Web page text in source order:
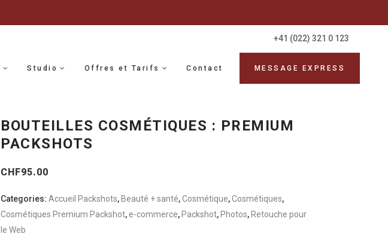
+41 (022) 321 0 123
Studio Offres et Tarifs Contact MESSAGE EXPRESS
BOUTEILLES COSMÉTIQUES : PREMIUM
PACKSHOTS
CHF95.00
Categories: Accueil Packshots, Beauté + santé,Cosmétique,Cosmétiques,
Cosmétiques Premium Packshot, e-commerce, Packshot, Photos, Retouche pour
le Web